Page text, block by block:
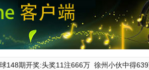
148期开奖:头奖11注666万 徐州小伙中得